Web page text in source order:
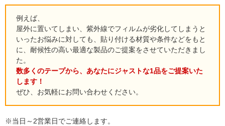
例えば、
屋外に置いてしまい、紫外線でフィルムが劣化してしまうと
いったお悩みに対しても、貼り付ける材質や条件などをもと
に、耐候性の高い最適な製品のご提案をさせていただきまし
た。
数多くのテープから、あなたにジャストな1品をご提案いた
します！
ぜひ、お気軽にお問い合わせください。
※当日～2営業日でご連絡します。